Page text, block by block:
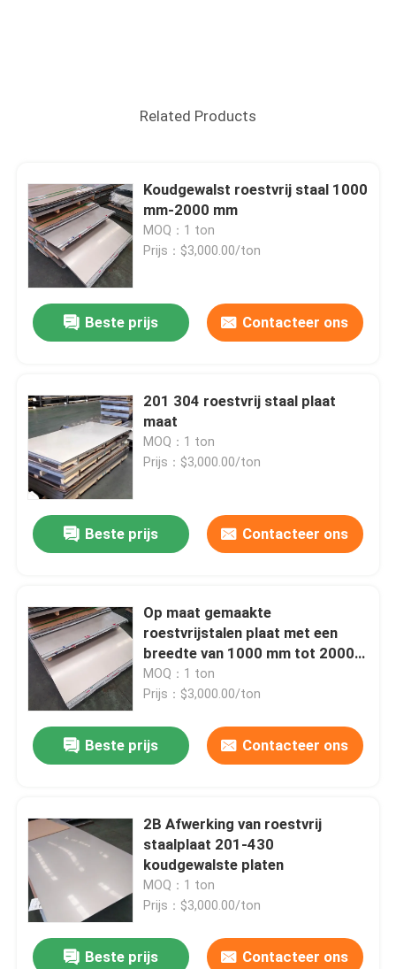
Related Products
Koudgewalst roestvrij staal 1000
mm-2000 mm
MOQ：1 ton
Prijs：$3,000.00/ton
Beste prijs Contacteer ons
201 304 roestvrij staal plaat
maat
MOQ：1 ton
Prijs：$3,000.00/ton
Beste prijs Contacteer ons
Op maat gemaakte
roestvrijstalen plaat met een
breedte van 1000 mm tot 2000
mm
MOQ：1 ton
Prijs：$3,000.00/ton
Beste prijs Contacteer ons
2B Afwerking van roestvrij
staalplaat 201-430
koudgewalste platen
MOQ：1 ton
Prijs：$3,000.00/ton
Beste prijs Contacteer ons